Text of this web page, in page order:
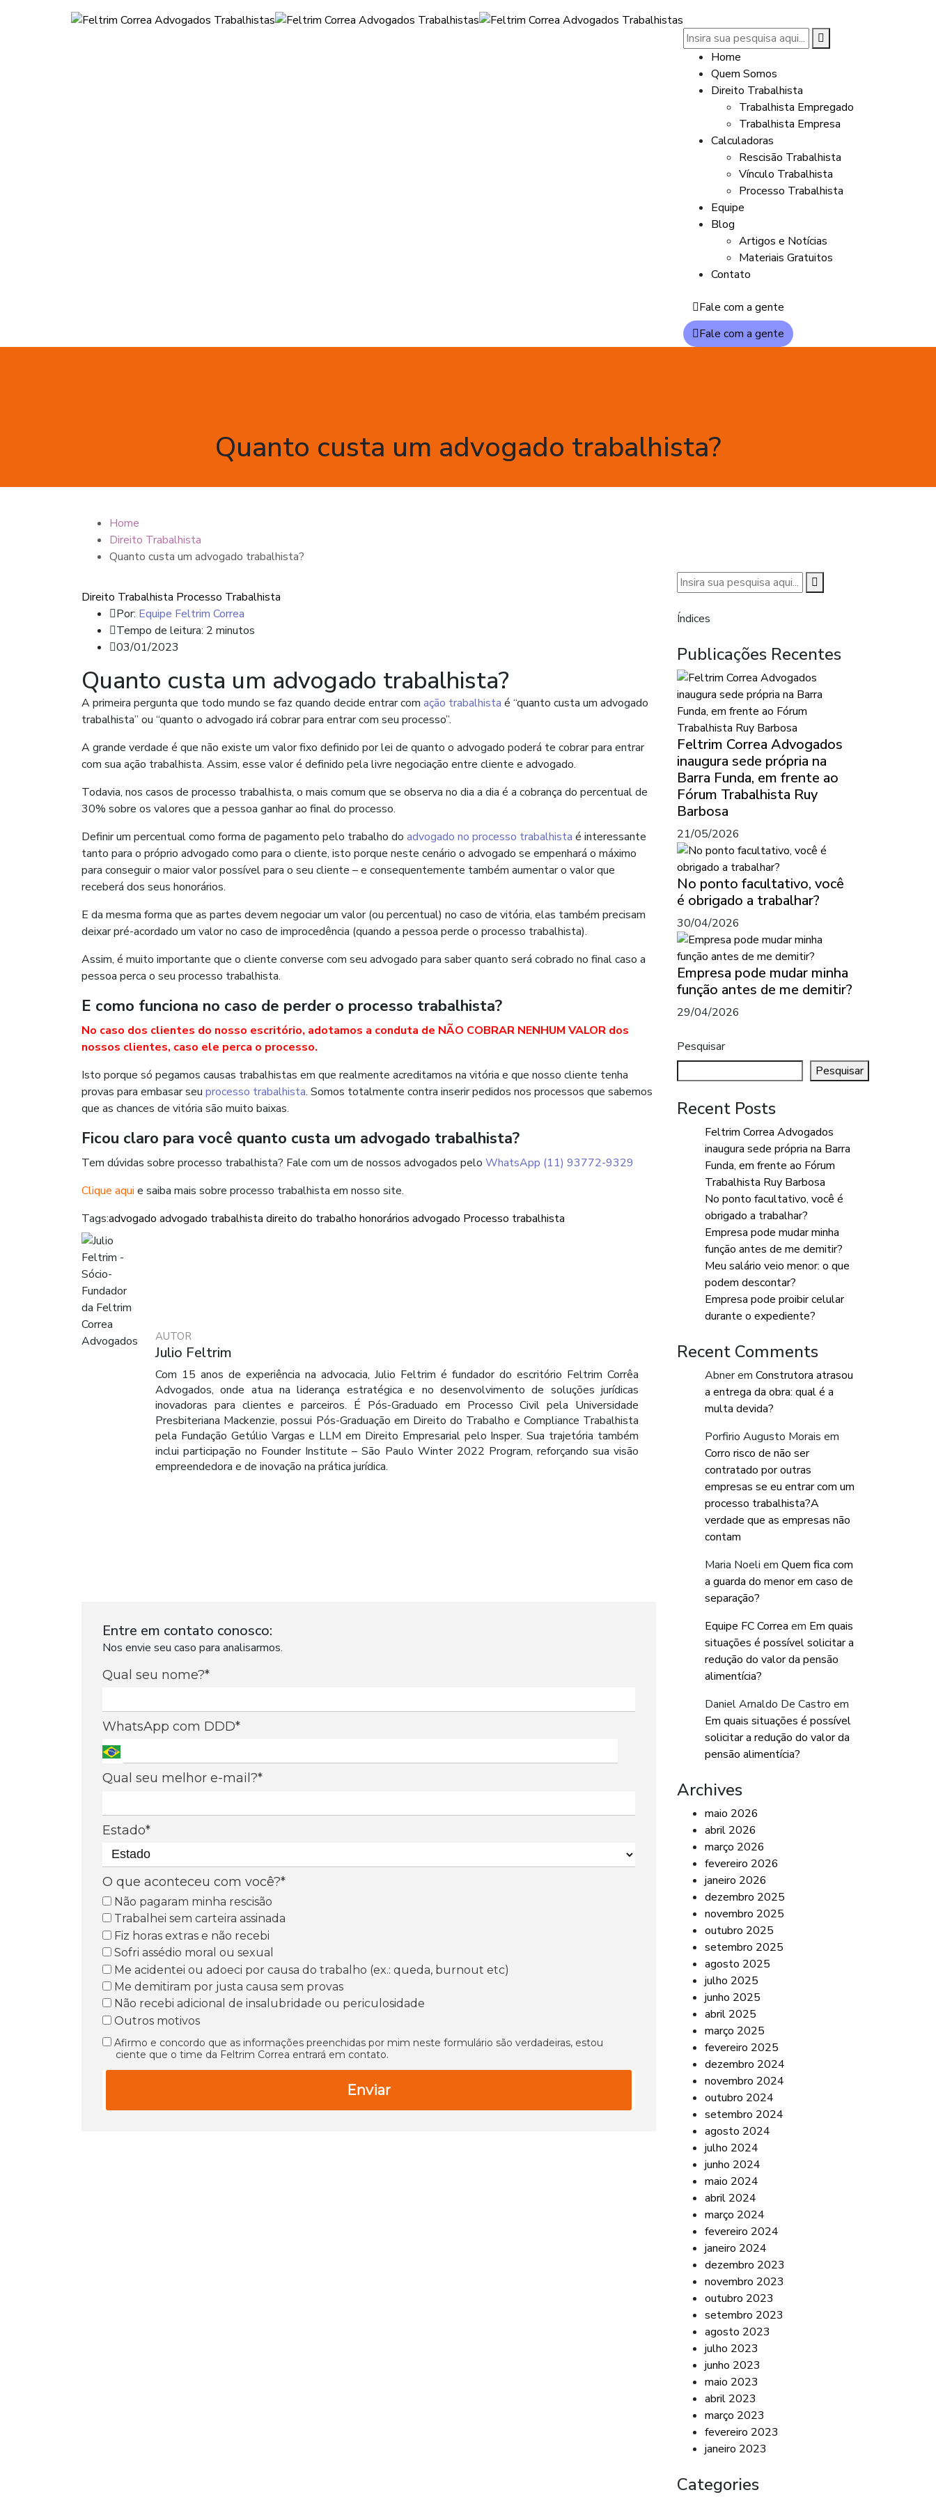
Home
Quem Somos
Direito Trabalhista
Trabalhista Empregado
Trabalhista Empresa
Calculadoras
Rescisão Trabalhista
Vínculo Trabalhista
Processo Trabalhista
Equipe
Blog
Artigos e Notícias
Materiais Gratuitos
Contato
Fale com a gente
Fale com a gente
Quanto custa um advogado trabalhista?
Home
Direito Trabalhista
Quanto custa um advogado trabalhista?
Direito Trabalhista Processo Trabalhista
Por: Equipe Feltrim Correa
Tempo de leitura: 2 minutos
03/01/2023
Quanto custa um advogado trabalhista?
A primeira pergunta que todo mundo se faz quando decide entrar com ação trabalhista é “quanto custa um advogado
trabalhista” ou “quanto o advogado irá cobrar para entrar com seu processo”.
A grande verdade é que não existe um valor fixo definido por lei de quanto o advogado poderá te cobrar para entrar
com sua ação trabalhista. Assim, esse valor é definido pela livre negociação entre cliente e advogado.
Todavia, nos casos de processo trabalhista, o mais comum que se observa no dia a dia é a cobrança do percentual de
30% sobre os valores que a pessoa ganhar ao final do processo.
Definir um percentual como forma de pagamento pelo trabalho do advogado no processo trabalhista é interessante
tanto para o próprio advogado como para o cliente, isto porque neste cenário o advogado se empenhará o máximo
para conseguir o maior valor possível para o seu cliente – e consequentemente também aumentar o valor que
receberá dos seus honorários.
E da mesma forma que as partes devem negociar um valor (ou percentual) no caso de vitória, elas também precisam
deixar pré-acordado um valor no caso de improcedência (quando a pessoa perde o processo trabalhista).
Assim, é muito importante que o cliente converse com seu advogado para saber quanto será cobrado no final caso a
pessoa perca o seu processo trabalhista.
E como funciona no caso de perder o processo trabalhista?
No caso dos clientes do nosso escritório, adotamos a conduta de NÃO COBRAR NENHUM VALOR dos
nossos clientes, caso ele perca o processo.
Isto porque só pegamos causas trabalhistas em que realmente acreditamos na vitória e que nosso cliente tenha
provas para embasar seu processo trabalhista. Somos totalmente contra inserir pedidos nos processos que sabemos
que as chances de vitória são muito baixas.
Ficou claro para você quanto custa um advogado trabalhista?
Tem dúvidas sobre processo trabalhista? Fale com um de nossos advogados pelo WhatsApp (11) 93772-9329
Clique aqui e saiba mais sobre processo trabalhista em nosso site.
Tags:advogado advogado trabalhista direito do trabalho honorários advogado Processo trabalhista
AUTOR
Julio Feltrim
Com 15 anos de experiência na advocacia, Julio Feltrim é fundador do escritório Feltrim Corrêa
Advogados, onde atua na liderança estratégica e no desenvolvimento de soluções jurídicas
inovadoras para clientes e parceiros. É Pós-Graduado em Processo Civil pela Universidade
Presbiteriana Mackenzie, possui Pós-Graduação em Direito do Trabalho e Compliance Trabalhista
pela Fundação Getúlio Vargas e LLM em Direito Empresarial pelo Insper. Sua trajetória também
inclui participação no Founder Institute – São Paulo Winter 2022 Program, reforçando sua visão
empreendedora e de inovação na prática jurídica.
Entre em contato conosco:
Nos envie seu caso para analisarmos.
Qual seu nome?*
WhatsApp com DDD*
Qual seu melhor e-mail?*
Estado*
O que aconteceu com você?*
Não pagaram minha rescisão
Trabalhei sem carteira assinada
Fiz horas extras e não recebi
Sofri assédio moral ou sexual
Me acidentei ou adoeci por causa do trabalho (ex.: queda, burnout etc)
Me demitiram por justa causa sem provas
Não recebi adicional de insalubridade ou periculosidade
Outros motivos
Afirmo e concordo que as informações preenchidas por mim neste formulário são verdadeiras, estou
ciente que o time da Feltrim Correa entrará em contato.
Enviar
Índices
Publicações Recentes
Feltrim Correa Advogados
inaugura sede própria na
Barra Funda, em frente ao
Fórum Trabalhista Ruy
Barbosa
21/05/2026
No ponto facultativo, você
é obrigado a trabalhar?
30/04/2026
Empresa pode mudar minha
função antes de me demitir?
29/04/2026
Pesquisar
Pesquisar
Recent Posts
Feltrim Correa Advogados
inaugura sede própria na Barra
Funda, em frente ao Fórum
Trabalhista Ruy Barbosa
No ponto facultativo, você é
obrigado a trabalhar?
Empresa pode mudar minha
função antes de me demitir?
Meu salário veio menor: o que
podem descontar?
Empresa pode proibir celular
durante o expediente?
Recent Comments
Abnerem Construtora atrasou
a entrega da obra: qual é a
multa devida?
Porfirio Augusto Morais em
Corro risco de não ser
contratado por outras
empresas se eu entrar com um
processo trabalhista?A
verdade que as empresas não
contam
Maria Noeli em Quem fica com
a guarda do menor em caso de
separação?
Equipe FC Correa em Em quais
situações é possível solicitar a
redução do valor da pensão
alimentícia?
Daniel Arnaldo De Castro em
Em quais situações é possível
solicitar a redução do valor da
pensão alimentícia?
Archives
maio 2026
abril 2026
março 2026
fevereiro 2026
janeiro 2026
dezembro 2025
novembro 2025
outubro 2025
setembro 2025
agosto 2025
julho 2025
junho 2025
abril 2025
março 2025
fevereiro 2025
dezembro 2024
novembro 2024
outubro 2024
setembro 2024
agosto 2024
julho 2024
junho 2024
maio 2024
abril 2024
março 2024
fevereiro 2024
janeiro 2024
dezembro 2023
novembro 2023
outubro 2023
setembro 2023
agosto 2023
julho 2023
junho 2023
maio 2023
abril 2023
março 2023
fevereiro 2023
janeiro 2023
Categories